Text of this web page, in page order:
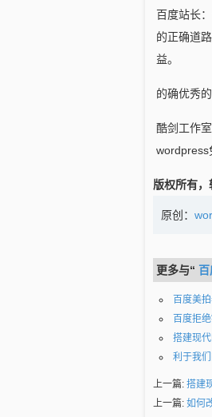
百度站长
的正确道
益。
的确优秀
酷剑工作
wordpress
版权所有，
原创：
更多与“
百度美
百度拒
搭建现
利于我
上一篇: 搭建
上一篇: 如何